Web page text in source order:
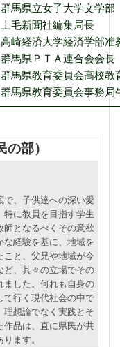
子大学文学部 英
聞社編集局長
大学経済学部准
ＴＡ連合会会長
育委員会高校教
委員会事務局生
部）
、子供達への深い愛
に教員を目指す学生
となるべくその意欲
経験を基に、地域を
と、父兄や地域が今
、其々の立場でその
した。何れも自身の
て行く現代社会の中で
想論でなく実践とそ
品は、直に県民が共
ます。